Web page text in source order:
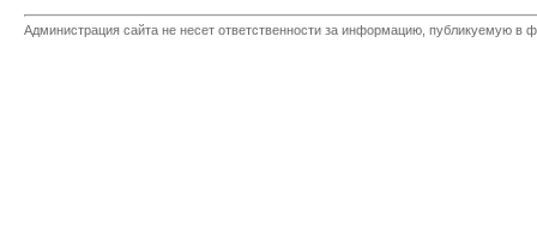
Администрация сайта не несет ответственности за информацию, публикуемую